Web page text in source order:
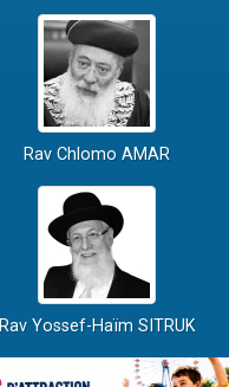
Rav Chlomo AMAR
Rav Yossef-Haïm SITRUK